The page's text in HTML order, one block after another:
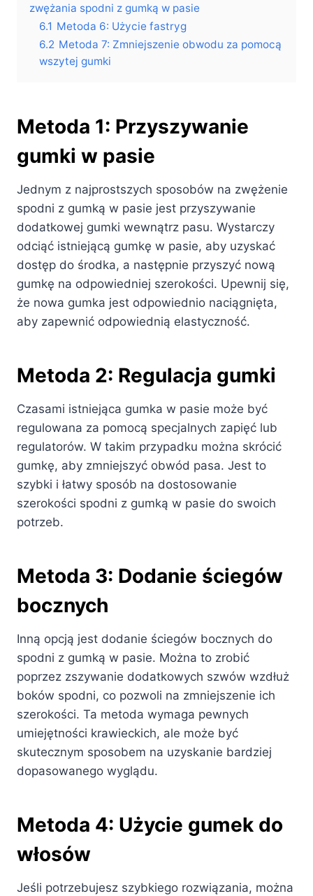
zwężania spodni z gumką w pasie
6.1 Metoda 6: Użycie fastryg
6.2 Metoda 7: Zmniejszenie obwodu za pomocą
wszytej gumki
Metoda 1: Przyszywanie
gumki w pasie
Jednym z najprostszych sposobów na zwężenie
spodni z gumką w pasie jest przyszywanie
dodatkowej gumki wewnątrz pasu. Wystarczy
odciąć istniejącą gumkę w pasie, aby uzyskać
dostęp do środka, a następnie przyszyć nową
gumkę na odpowiedniej szerokości. Upewnij się,
że nowa gumka jest odpowiednio naciągnięta,
aby zapewnić odpowiednią elastyczność.
Metoda 2: Regulacja gumki
Czasami istniejąca gumka w pasie może być
regulowana za pomocą specjalnych zapięć lub
regulatorów. W takim przypadku można skrócić
gumkę, aby zmniejszyć obwód pasa. Jest to
szybki i łatwy sposób na dostosowanie
szerokości spodni z gumką w pasie do swoich
potrzeb.
Metoda 3: Dodanie ściegów
bocznych
Inną opcją jest dodanie ściegów bocznych do
spodni z gumką w pasie. Można to zrobić
poprzez zszywanie dodatkowych szwów wzdłuż
boków spodni, co pozwoli na zmniejszenie ich
szerokości. Ta metoda wymaga pewnych
umiejętności krawieckich, ale może być
skutecznym sposobem na uzyskanie bardziej
dopasowanego wyglądu.
Metoda 4: Użycie gumek do
włosów
Jeśli potrzebujesz szybkiego rozwiązania, można